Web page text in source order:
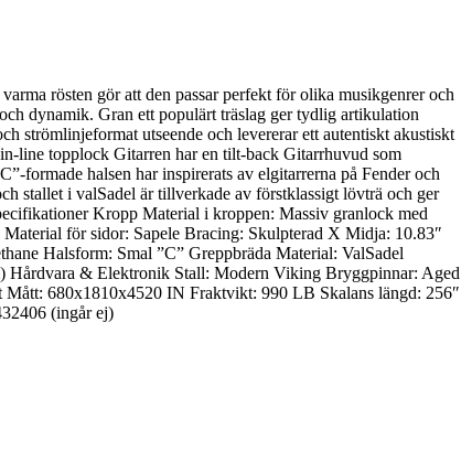
rösten gör att den passar perfekt för olika musikgenrer och
dynamik. Gran ett populärt träslag ger tydlig artikulation
strömlinjeformat utseende och levererar ett autentiskt akustiskt
line topplock Gitarren har en tilt-back Gitarrhuvud som
formade halsen har inspirerats av elgitarrerna på Fender och
stallet i valSadel är tillverkade av förstklassigt lövträ och ger
Kropp Material i kroppen: Massiv granlock med
för sidor: Sapele Bracing: Skulpterad X Midja: 10.83″
Halsform: Smal ”C” Greppbräda Material: ValSadel
Hårdvara & Elektronik Stall: Modern Viking Bryggpinnar: Aged
680x1810x4520 IN Fraktvikt: 990 LB Skalans längd: 256″
(ingår ej)